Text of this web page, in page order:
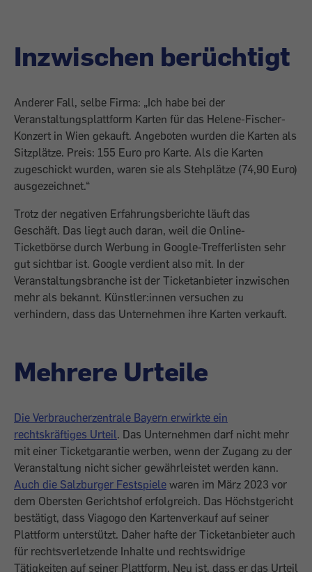
Inzwischen berüchtigt
Anderer Fall, selbe Firma: „Ich habe bei der
Veranstaltungsplattform Karten für das Helene-Fischer-
Konzert in Wien gekauft. Angeboten wurden die Karten als
Sitzplätze. Preis: 155 Euro pro Karte. Als die Karten
zugeschickt wurden, waren sie als Stehplätze (74,90 Euro)
ausgezeichnet.“
Trotz der negativen Erfahrungsberichte läuft das
Geschäft. Das liegt auch daran, weil die Online-
Ticketbörse durch Werbung in Google-Trefferlisten sehr
gut sichtbar ist. Google verdient also mit. In der
Veranstaltungsbranche ist der Ticketanbieter inzwischen
mehr als bekannt. Künstler:innen versuchen zu
verhindern, dass das Unternehmen ihre Karten verkauft.
Mehrere Urteile
Die Verbraucherzentrale Bayern erwirkte ein
rechtskräftiges Urteil. Das Unternehmen darf nicht mehr
mit einer Ticketgarantie werben, wenn der Zugang zu der
Veranstaltung nicht sicher gewährleistet werden kann.
Auch die Salzburger Festspiele waren im März 2023 vor
dem Obersten Gerichtshof erfolgreich. Das Höchstgericht
bestätigt, dass Viagogo den Kartenverkauf auf seiner
Plattform unterstützt. Daher hafte der Ticketanbieter auch
für rechtsverletzende Inhalte und rechtswidrige
Tätigkeiten auf seiner Plattform. Neu ist, dass er das Urteil